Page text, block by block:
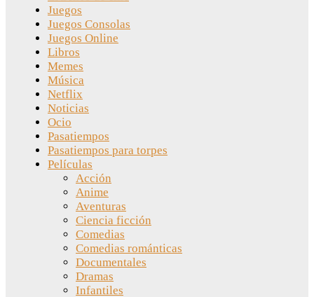
Juegos
Juegos Consolas
Juegos Online
Libros
Memes
Música
Netflix
Noticias
Ocio
Pasatiempos
Pasatiempos para torpes
Películas
Acción
Anime
Aventuras
Ciencia ficción
Comedias
Comedias románticas
Documentales
Dramas
Infantiles